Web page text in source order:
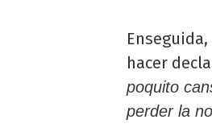
hacer
poquito
perder la